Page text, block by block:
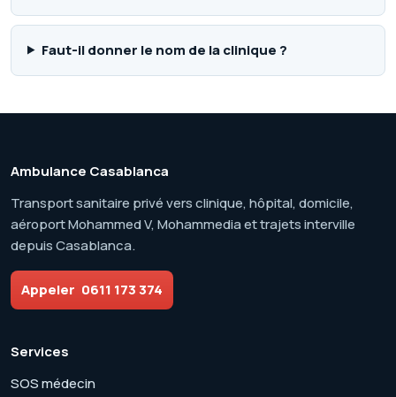
Faut-il donner le nom de la clinique ?
Ambulance Casablanca
Transport sanitaire privé vers clinique, hôpital, domicile,
aéroport Mohammed V, Mohammedia et trajets interville
depuis Casablanca.
Appeler 0611 173 374
Services
SOS médecin